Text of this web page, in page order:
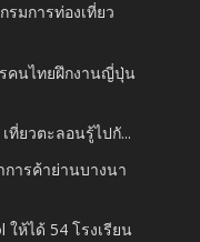
มการท่องเที่ยว
คนไทยฝึกงานญี่ปุ่น
ที่ยวตะลอนรู้ไปกั...
การค้าย่านบางนา
ให้ได้ 54 โรงเรียน